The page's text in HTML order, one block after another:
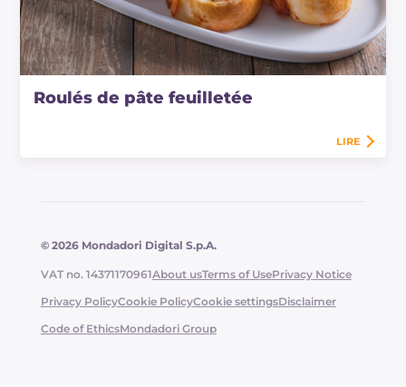
Roulés de pâte feuilletée
LIRE
© 2026 Mondadori Digital S.p.A.
VAT no. 14371170961About usTerms of UsePrivacy Notice
Privacy PolicyCookie PolicyCookie settingsDisclaimer
Code of EthicsMondadori Group